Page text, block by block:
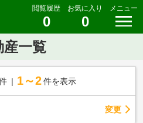
閲覧履歴
0
お気に入り
0
メニュー
産一覧
1～2 件を表示
変更